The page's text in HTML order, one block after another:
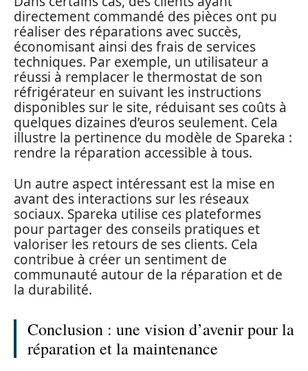
directement commandé des pièces ont pu
réaliser des réparations avec succès,
économisant ainsi des frais de services
techniques. Par exemple, un utilisateur a
réussi à remplacer le thermostat de son
réfrigérateur en suivant les instructions
disponibles sur le site, réduisant ses coûts à
quelques dizaines d’euros seulement. Cela
illustre la pertinence du modèle de Spareka :
rendre la réparation accessible à tous.
Un autre aspect intéressant est la mise en
avant des interactions sur les réseaux
sociaux. Spareka utilise ces plateformes
pour partager des conseils pratiques et
valoriser les retours de ses clients. Cela
contribue à créer un sentiment de
communauté autour de la réparation et de
la durabilité.
Conclusion : une vision d’avenir pour la
réparation et la maintenance